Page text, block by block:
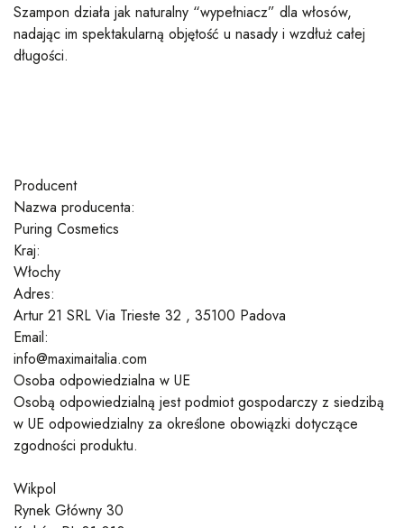
Szampon działa jak naturalny “wypełniacz” dla włosów,
nadając im spektakularną objętość u nasady i wzdłuż całej
długości.
Producent
Nazwa producenta:
Puring Cosmetics
Kraj:
Włochy
Adres:
Artur 21 SRL Via Trieste 32 , 35100 Padova
Email:
info@maximaitalia.com
Osoba odpowiedzialna w UE
Osobą odpowiedzialną jest podmiot gospodarczy z siedzibą
w UE odpowiedzialny za określone obowiązki dotyczące
zgodności produktu.
Wikpol
Rynek Główny 30